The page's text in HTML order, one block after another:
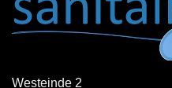
Westeinde 2